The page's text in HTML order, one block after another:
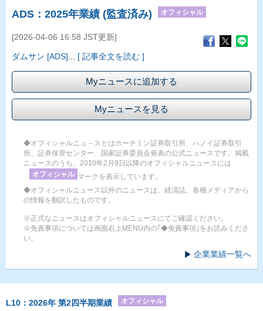
ADS：2025年業績 (監査済み) オフィシャル
[2026-04-06 16:58 JST更新]
ダムサン [ADS] [ 記事全文を読む ]
Myニュースに追加する
Myニュースを見る
◆オフィシャルニュ－スとはホーチミン証券取引所、ハノイ証券取引
所、証券保管センター、国家証券委員会発表の公式ニュースです。掲載
ニュースのうち、2010年2月9日以降のオフィシャルニュースには
オフィシャル マークを表示しています。
◆オフィシャルニュース以外のニュースは、経済誌、各種メディアから
の情報を翻訳したものです。
※正式なニュースはオフィシャルニュースにてご確認ください。
※免責事項については画面右上MENU内の｢◆免責事項｣をお読みくださ
い。
企業業績一覧へ
L10：2026年 第2四半期業績 オフィシャル